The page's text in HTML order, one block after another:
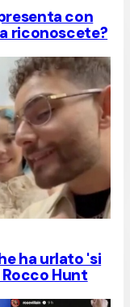
con
riconoscete?
ha urlato 'si
Rocco Hunt